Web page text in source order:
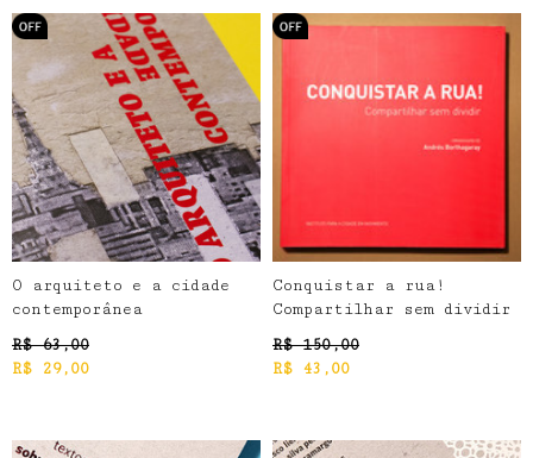
O arquiteto e a cidade
contemporânea
R$63,00
R$
29,00
Conquistar a rua!
Compartilhar sem dividir
R$150,00
R$ 43,00